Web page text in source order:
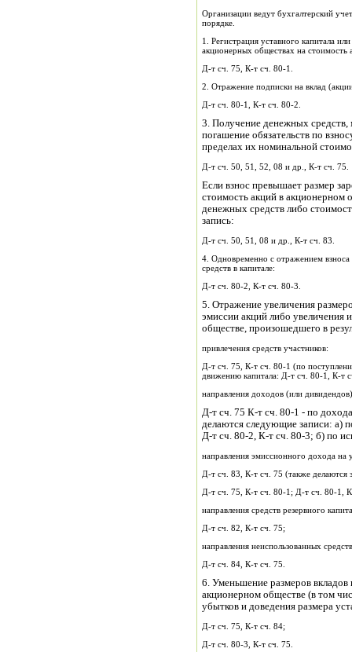
Организации ведут бухгалтерский
порядке.
1. Регистрация уставного капитала
акционерных обществах на
Д-т сч. 75, К-т сч. 80-1.
2. Отражение подписки на вклад
Д-т сч. 80-1, К-т сч. 80-2.
3. Получение денежных средств,
погашение обязательств по
пределах их номинальной
Д-т сч. 50, 51, 52, 08 и др., К-т сч. 75.
Если взнос превышает размер
стоимость акций в
денежных средств либо
запись:
Д-т сч. 50, 51, 08 и др., К-т сч. 83.
4. Одновременно с отражением
средств в капитале:
Д-т сч. 80-2, К-т сч. 80-3.
5. Отражение увеличения
эмиссии акций либо увеличения
обществе, произошедшего в
привлечения средств участников:
Д-т сч. 75, К-т сч. 80-1 (по
движению капитала: Д-т сч. 80-1, К-т
направления доходов (или
Д-т сч. 75 К-т сч. 80-1 - по
делаются следующие записи: а)
Д-т сч. 80-2, К-т сч. 80-3; б) по
направления эмиссионного дохода на
Д-т сч. 83, К-т сч. 75 (также делаются
Д-т сч. 75, К-т сч. 80-1; Д-т сч. 80-1,
направления средств резервного
Д-т сч. 82, К-т сч. 75;
направления неиспользованных
Д-т сч. 84, К-т сч. 75.
6. Уменьшение размеров
акционерном обществе (в том
убытков и доведения размера
Д-т сч. 75, К-т сч. 84;
Д-т сч. 80-3, К-т сч. 75.